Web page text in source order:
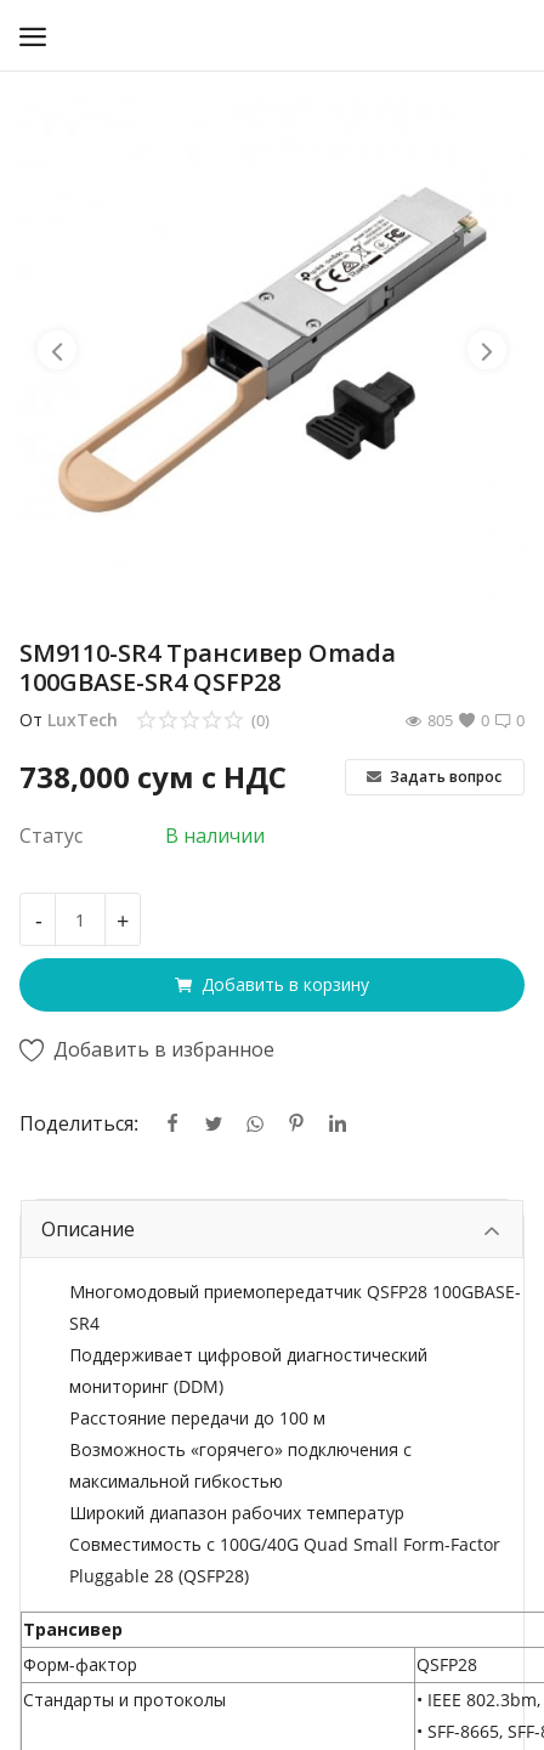
Контакты
Войти
SM9110-SR4 Трансивер Omada
100GBASE-SR4 QSFP28
От LuxTech 0
(0) 0
805
738,000 сум с НДС Задать вопрос
Статус В наличии
- +
Добавить в корзину
Добавить в избранное
Поделиться:
Описание
Многомодовый приемопередатчик QSFP28 100GBASE-
SR4
Поддерживает цифровой диагностический
мониторинг (DDM)
Расстояние передачи до 100 м
Возможность «горячего» подключения с
максимальной гибкостью
Широкий диапазон рабочих температур
Совместимость с 100G/40G Quad Small Form-Factor
Pluggable 28 (QSFP28)
Трансивер
Форм-фактор
QSFP28
Стандарты и протоколы
• IEEE
• SFF-8665,